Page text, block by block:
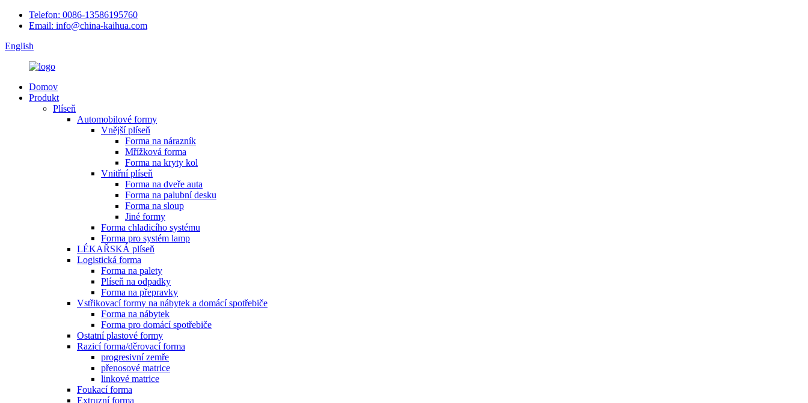
Telefon: 0086-13586195760
Email: info@china-kaihua.com
English
Domov
Produkt
Plíseň
Automobilové formy
Vnější plíseň
Forma na nárazník
Mřížková forma
Forma na kryty kol
Vnitřní plíseň
Forma na dveře auta
Forma na palubní desku
Forma na sloup
Jiné formy
Forma chladicího systému
Forma pro systém lamp
LÉKAŘSKÁ plíseň
Logistická forma
Forma na palety
Plíseň na odpadky
Forma na přepravky
Vstřikovací formy na nábytek a domácí spotřebiče
Forma na nábytek
Forma pro domácí spotřebiče
Ostatní plastové formy
Razicí forma/děrovací forma
progresivní zemře
přenosové matrice
linkové matrice
Foukací forma
Extruzní forma